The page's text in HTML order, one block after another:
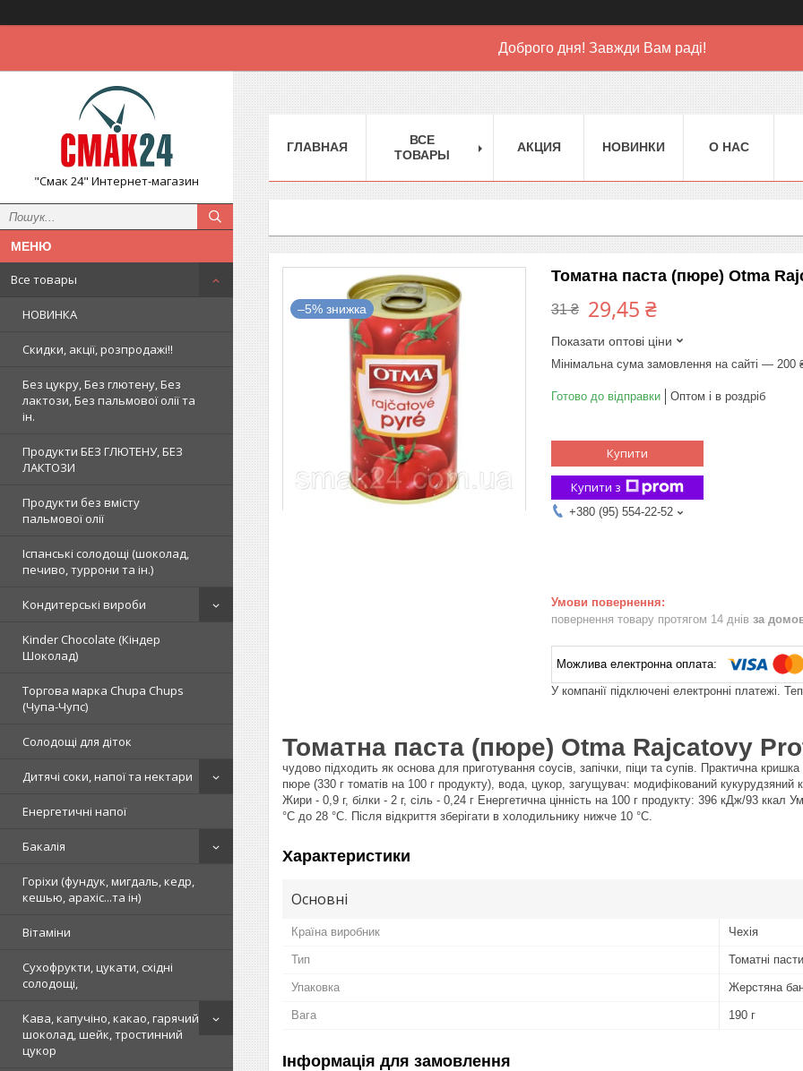
Доброго дня! Завжди Вам раді!
"Смак 24" Интернет-магазин
Все товары
НОВИНКА
Скидки, акції, розпродажі!!
Без цукру, Без глютену, Без
лактози, Без пальмової олії та
ін.
Продукти БЕЗ ГЛЮТЕНУ, БЕЗ
ЛАКТОЗИ
Продукти без вмісту
пальмової олії
Іспанські солодощі (шоколад,
печиво, туррони та ін.)
Кондитерські вироби
Kinder Chocolate (Кіндер
Шоколад)
Торгова марка Chupa Chups
(Чупа-Чупс)
Солодощі для діток
Дитячі соки, напої та нектари
Енергетичні напої
Бакалія
Горіхи (фундук, мигдаль, кедр,
кешью, арахіс...та ін)
Вітаміни
Сухофрукти, цукати, східні
солодощі,
Кава, капучіно, какао, гарячий
шоколад, шейк, тростинний
цукор
ГЛАВНАЯ
ВСЕ
ТОВАРЫ
АКЦИЯ НОВИНКИ О НАС
–5%
Томатна паста (пюре) Otma
31 ₴ 29,45 ₴
Показати оптові ціни
Мінімальна сума замовлення на сайті — 200
Готово до відправки Оптом і в роздріб
Купити
Купити з
+380 (95) 554-22-52
повернення товару протягом 14 днів за
У компанії підключені електронні платежі.
Томатна паста (пюре) Otma Rajcatovy
чудово підходить як основа для приготування соусів, запічки, піци та супів. Практична
пюре (330 г томатів на 100 г продукту), вода, цукор, загущувач: модифікований кукурудзяний
Жири - 0,9 г, білки - 2 г, сіль - 0,24 г Енергетична цінність на 100 г продукту: 396 кДж/93 ккал
°С до 28 °С. Після відкриття зберігати в холодильнику нижче 10 °С.
Характеристики
Основні
Країна виробник Чехія
Тип Томатні пасти
Упаковка Жерстяна
Вага 190 г
Інформація для замовлення